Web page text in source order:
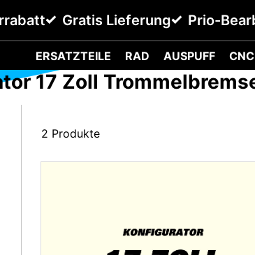
springenGratis Lieferung Prio-
ERSATZTEILE RAD AUSPUFF CNC
17 Zoll
2 Produkte